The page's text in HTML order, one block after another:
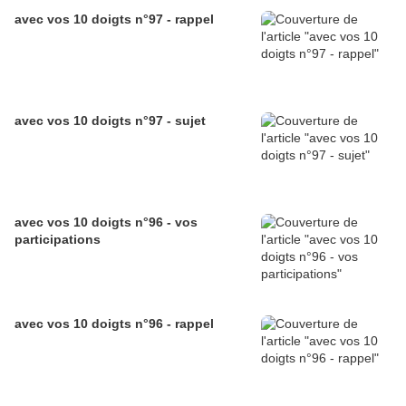
avec vos 10 doigts n°97 - rappel
avec vos 10 doigts n°97 - sujet
avec vos 10 doigts n°96 - vos
participations
avec vos 10 doigts n°96 - rappel